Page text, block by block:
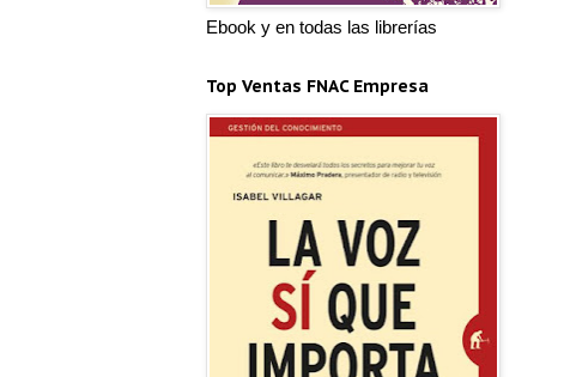
Ebook y en todas las librerías
Top Ventas FNAC Empresa